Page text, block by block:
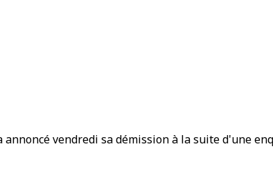
vendredi sa démission à la suite d'une